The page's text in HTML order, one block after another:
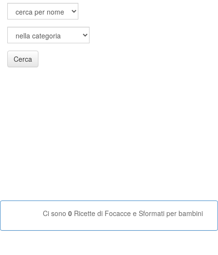
Cerca
Ci sono 0 Ricette di Focacce e Sformati per bambini